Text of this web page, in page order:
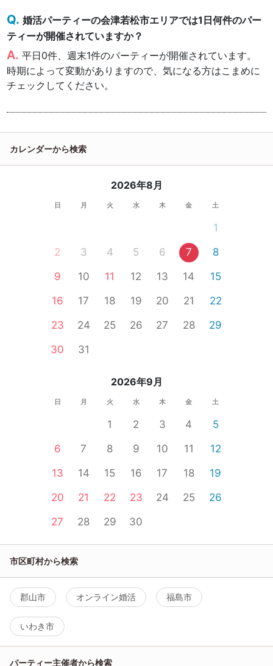
婚活パーティーの会津若松市エリアでは1日何件のパー
ティーが開催されていますか？
平日0件、週末1件のパーティーが開催されています。
時期によって変動がありますので、気になる方はこまめに
チェックしてください。
カレンダーから検索
2026年8月
日 月 火 水 木 金 土
1
2
3 4 5 6 7
8
9
10 11 12 13 14
15
16
17 18 19 20 21
22
23
24 25 26 27 28
29
30
31
2026年9月
日 月 火 水 木 金 土
1 2 3 4
5
6
7 8 9 10 11
12
13
14 15 16 17 18
19
20
21 22 23 24 25
26
27
28 29 30
市区町村から検索
郡山市 オンライン婚活 福島市
いわき市
パーティー主催者から検索